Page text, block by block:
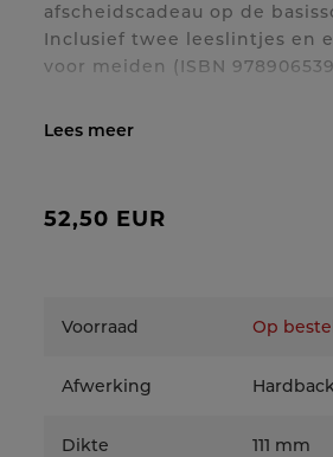
afscheidscadeau op de
Inclusief twee leeslintjes en
voor meiden (ISBN
52,50 EUR
Voorraad Op
Afwerking
Dikte 111 mm